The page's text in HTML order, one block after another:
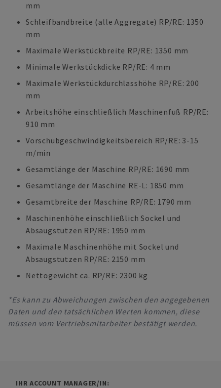
mm
Schleifbandbreite (alle Aggregate) RP/RE: 1350
mm
Maximale Werkstückbreite RP/RE: 1350 mm
Minimale Werkstückdicke RP/RE: 4 mm
Maximale Werkstückdurchlasshöhe RP/RE: 200
mm
Arbeitshöhe einschließlich Maschinenfuß RP/RE:
910 mm
Vorschubgeschwindigkeitsbereich RP/RE: 3-15
m/min
Gesamtlänge der Maschine RP/RE: 1690 mm
Gesamtlänge der Maschine RE-L: 1850 mm
Gesamtbreite der Maschine RP/RE: 1790 mm
Maschinenhöhe einschließlich Sockel und
Absaugstutzen RP/RE: 1950 mm
Maximale Maschinenhöhe mit Sockel und
Absaugstutzen RP/RE: 2150 mm
Nettogewicht ca. RP/RE: 2300 kg
*Es kann zu Abweichungen zwischen den angegebenen
Daten und den tatsächlichen Werten kommen, diese
müssen vom Vertriebsmitarbeiter bestätigt werden.
IHR ACCOUNT MANAGER/IN: